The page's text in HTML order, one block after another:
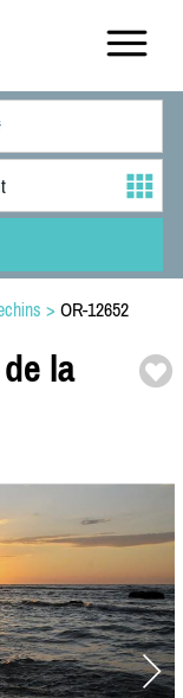
> OR-12652
la